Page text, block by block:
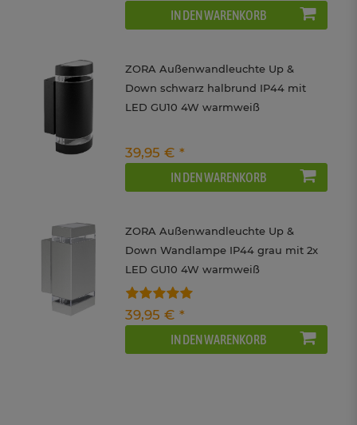
IN DEN WARENKORB
ZORA Außenwandleuchte Up &
Down schwarz halbrund IP44 mit
LED GU10 4W warmweiß
39,95 € *
IN DEN WARENKORB
ZORA Außenwandleuchte Up &
Down Wandlampe IP44 grau mit 2x
LED GU10 4W warmweiß
39,95 € *
IN DEN WARENKORB